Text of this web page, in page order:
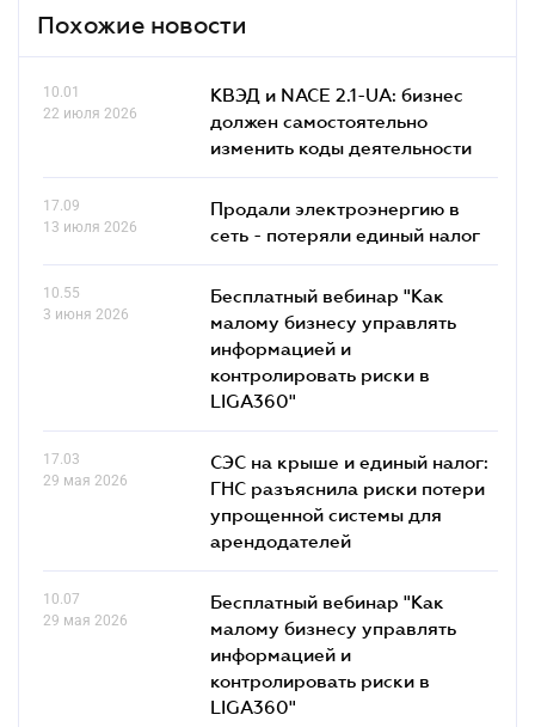
Похожие новости
10.01
22 июля 2026
КВЭД и NACE 2.1-UA: бизнес
должен самостоятельно
изменить коды деятельности
17.09
13 июля 2026
Продали электроэнергию в
сеть - потеряли единый налог
10.55
3 июня 2026
Бесплатный вебинар "Как
малому бизнесу управлять
информацией и
контролировать риски в
LIGA360"
17.03
29 мая 2026
СЭС на крыше и единый налог:
ГНС разъяснила риски потери
упрощенной системы для
арендодателей
10.07
29 мая 2026
Бесплатный вебинар "Как
малому бизнесу управлять
информацией и
контролировать риски в
LIGA360"